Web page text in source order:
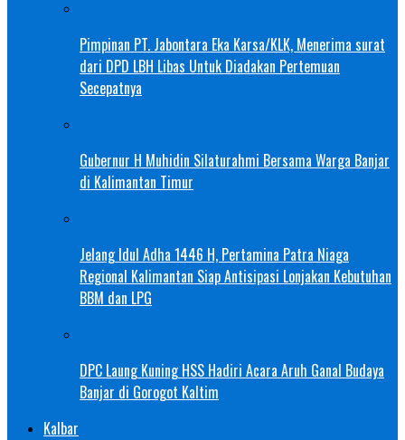
Pimpinan PT. Jabontara Eka Karsa/KLK, Menerima surat
dari DPD LBH Libas Untuk Diadakan Pertemuan
Secepatnya
Gubernur H Muhidin Silaturahmi Bersama Warga Banjar
di Kalimantan Timur
Jelang Idul Adha 1446 H, Pertamina Patra Niaga
Regional Kalimantan Siap Antisipasi Lonjakan Kebutuhan
BBM dan LPG
DPC Laung Kuning HSS Hadiri Acara Aruh Ganal Budaya
Banjar di Gorogot Kaltim
Kalbar